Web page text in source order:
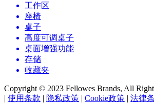
工作区
座椅
桌子
高度可调桌子
桌面增强功能
存储
收藏夹
Copyright © 2023 Fellowes Brands, All
| 使用条款 | 隐私政策 | Cookie政策 | 法律